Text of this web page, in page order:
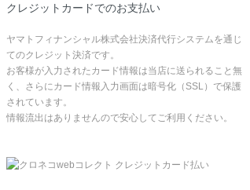
クレジットカードでのお支払い
ヤマトフィナンシャル株式会社決済代行システムを通じ
てのクレジット決済です。
お客様が入力されたカード情報は当店に送られること無
く、さらにカード情報入力画面は暗号化（SSL）で保護
されています。
情報流出はありませんので安心してご利用ください。